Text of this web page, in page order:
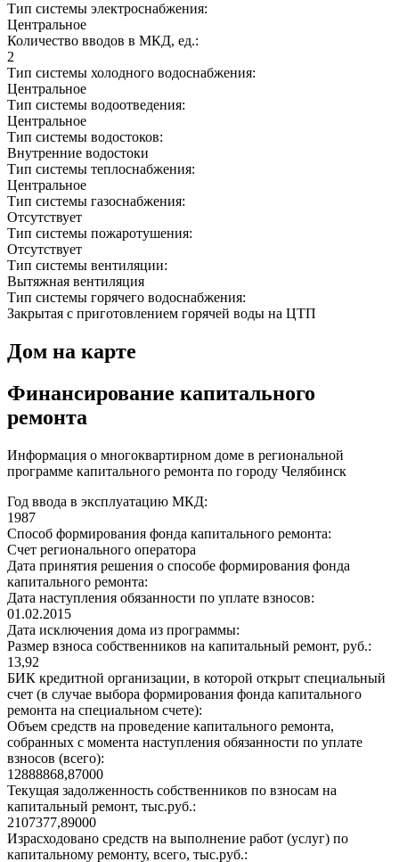
Тип системы электроснабжения:
Центральное
Количество вводов в МКД, ед.:
2
Тип системы холодного водоснабжения:
Центральное
Тип системы водоотведения:
Центральное
Тип системы водостоков:
Внутренние водостоки
Тип системы теплоснабжения:
Центральное
Тип системы газоснабжения:
Отсутствует
Тип системы пожаротушения:
Отсутствует
Тип системы вентиляции:
Вытяжная вентиляция
Тип системы горячего водоснабжения:
Закрытая с приготовлением горячей воды на ЦТП
Дом на карте
Финансирование капитального
ремонта
Информация о многоквартирном доме в региональной
программе капитального ремонта по городу Челябинск
Год ввода в эксплуатацию МКД:
1987
Способ формирования фонда капитального ремонта:
Счет регионального оператора
Дата принятия решения о способе формирования фонда
капитального ремонта:
Дата наступления обязанности по уплате взносов:
01.02.2015
Дата исключения дома из программы:
Размер взноса собственников на капитальный ремонт, руб.:
13,92
БИК кредитной организации, в которой открыт специальный
счет (в случае выбора формирования фонда капитального
ремонта на специальном счете):
Объем средств на проведение капитального ремонта,
собранных с момента наступления обязанности по уплате
взносов (всего):
12888868,87000
Текущая задолженность собственников по взносам на
капитальный ремонт, тыс.руб.:
2107377,89000
Израсходовано средств на выполнение работ (услуг) по
капитальному ремонту, всего, тыс.руб.: